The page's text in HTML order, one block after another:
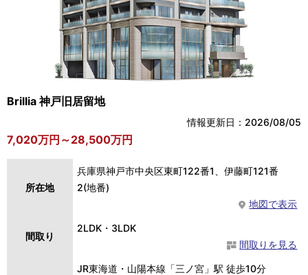
Brillia 神戸旧居留地
情報更新日：2026/08/05
7,020万円～28,500万円
所在地
兵庫県神戸市中央区東町122番1、伊藤町121番
2(地番)
地図で表示
間取り
2LDK・3LDK
間取りを見る
JR東海道・山陽本線「三ノ宮」駅 徒歩10分